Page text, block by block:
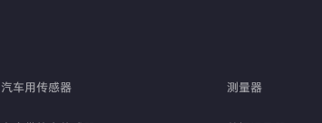
汽车用传感器 测量器